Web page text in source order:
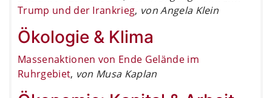
Trump und der Irankrieg, von Angela Klein
Ökologie & Klima
Massenaktionen von Ende Gelände im
Ruhrgebiet, von Musa Kaplan